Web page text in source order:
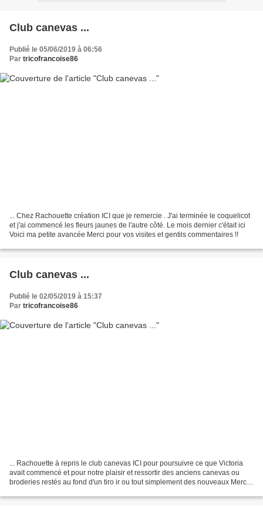
Club canevas ...
Publié le 05/06/2019 à 06:56
Par tricofrancoise86
... Chez Rachouette création ICI que je remercie . J'ai terminée le coquelicot
et j'ai commencé les fleurs jaunes de l'autre côté. Le mois dernier c'était ici
Voici ma petite avancée Merci pour vos visites et gentils commentaires !!
Club canevas ...
Publié le 02/05/2019 à 15:37
Par tricofrancoise86
... Rachouette à repris le club canevas ICI pour poursuivre ce que Victoria
avait commencé et pour notre plaisir et ressortir des anciens canevas ou
broderies restés au fond d'un tiro ir ou tout simplement des nouveaux Merci